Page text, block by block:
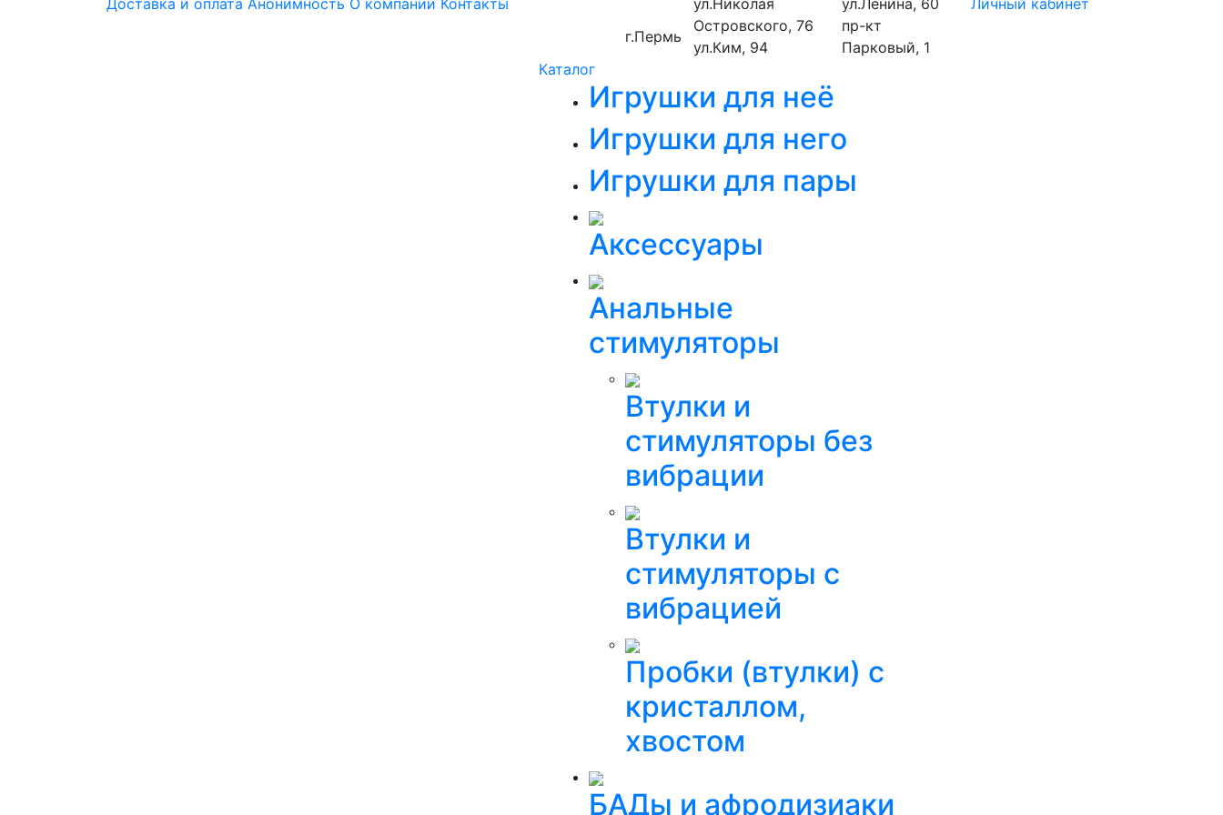
Доставка и оплата Анонимность О компании Контакты
г.Пермь
ул.Николая
Островского, 76
ул.Ким, 94
ул.Ленина, 60
пр-кт
Парковый, 1
Личный кабинет
Каталог
Игрушки для неё
Игрушки для него
Игрушки для пары
Аксессуары
Анальные
стимуляторы
Втулки и
стимуляторы без
вибрации
Втулки и
стимуляторы с
вибрацией
Пробки (втулки) с
кристаллом,
хвостом
БАДы и афродизиаки